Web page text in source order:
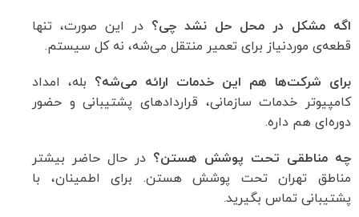
اگه مشکل در محل حل نشد چی؟ در این صورت، تنها
قطعه‌ی موردنیاز برای تعمیر منتقل می‌شه، نه کل سیستم.
برای شرکت‌ها هم این خدمات ارائه می‌شه؟ بله، امداد
کامپیوتر خدمات سازمانی، قراردادهای پشتیبانی و حضور
دوره‌ای هم داره.
چه مناطقی تحت پوشش هستن؟ در حال حاضر بیشتر
مناطق تهران تحت پوشش هستن. برای اطمینان، با
پشتیبانی تماس بگیرید.